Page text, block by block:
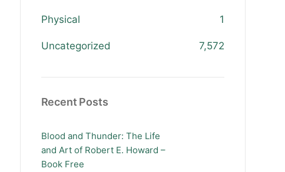
Physical 1
Uncategorized 7,572
Recent Posts
Blood and Thunder: The Life
and Art of Robert E. Howard –
Book Free